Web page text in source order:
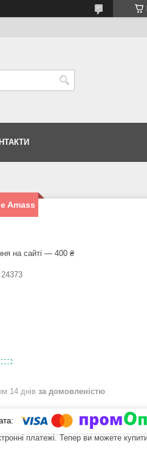
Amass
на сайті — 400 ₴
24373
14 днів за домовленістю
платежі. Тепер ви можете